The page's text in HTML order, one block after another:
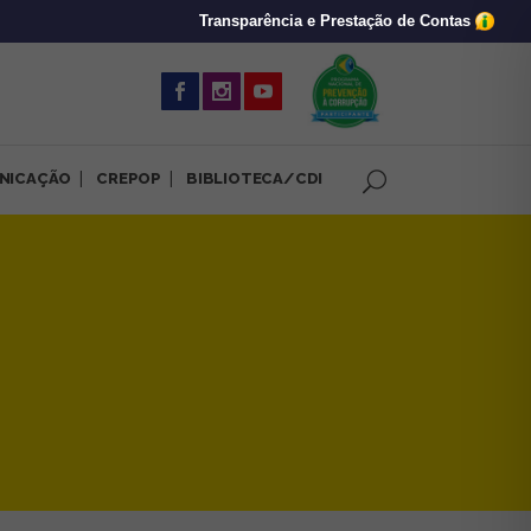
Transparência e Prestação de Contas
CREPOP BIBLIOTECA/CDI